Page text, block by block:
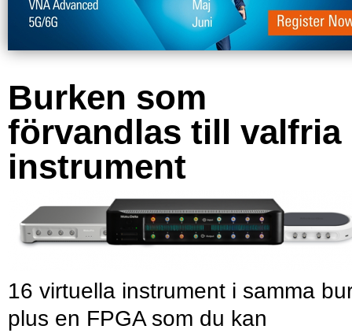
Burken som
förvandlas till valfria
instrument
16 virtuella instrument i samma
plus en FPGA som du kan